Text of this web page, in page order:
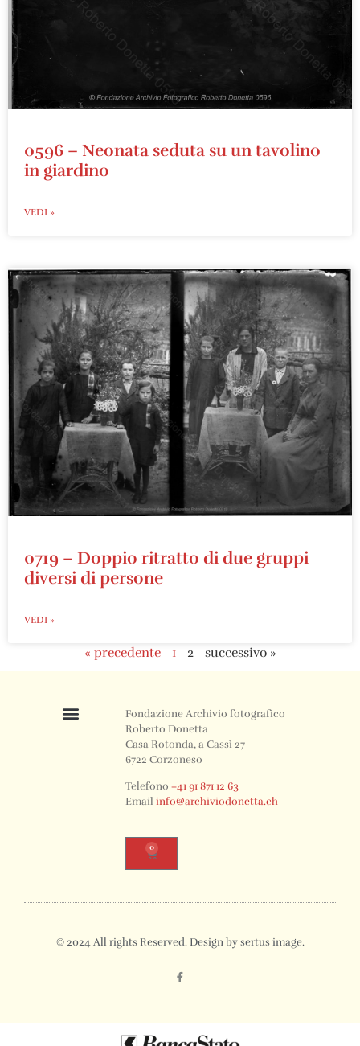
0596 – Neonata seduta su un tavolino
in giardino
VEDI »
0719 – Doppio ritratto di due gruppi
diversi di persone
VEDI »
« precedente 1 2 successivo »
Fondazione Archivio fotografico
Roberto Donetta
Casa Rotonda, a Cassì 27
6722 Corzoneso
Telefono+41 91 871 12 63
Emailinfo@archiviodonetta.ch
0
© 2024 All rights Reserved. Design by sertus image.